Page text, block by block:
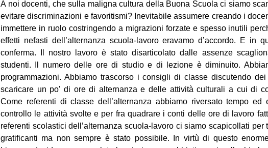
A noi docenti, che sulla maligna cultura della Buona Scuola ci siamo
evitare discriminazioni e favoritismi? Inevitabile assumere creando i
immettere in ruolo costringendo a migrazioni forzate e spesso inutili
effetti nefasti dell’alternanza scuola-lavoro eravamo d’accordo. E in
conferma. Il nostro lavoro è stato disarticolato dalle assenze
studenti. Il numero delle ore di studio e di lezione è diminuito.
programmazioni. Abbiamo trascorso i consigli di classe discutendo
scaricare un po’ di ore di alternanza e delle attività culturali a cui di
Come referenti di classe dell’alternanza abbiamo riversato tempo
controllo le attività svolte e per fra quadrare i conti delle ore di lavoro
referenti scolastici dell’alternanza scuola-lavoro ci siamo scapicollati
gratificanti ma non sempre è stato possibile. In virtù di questo